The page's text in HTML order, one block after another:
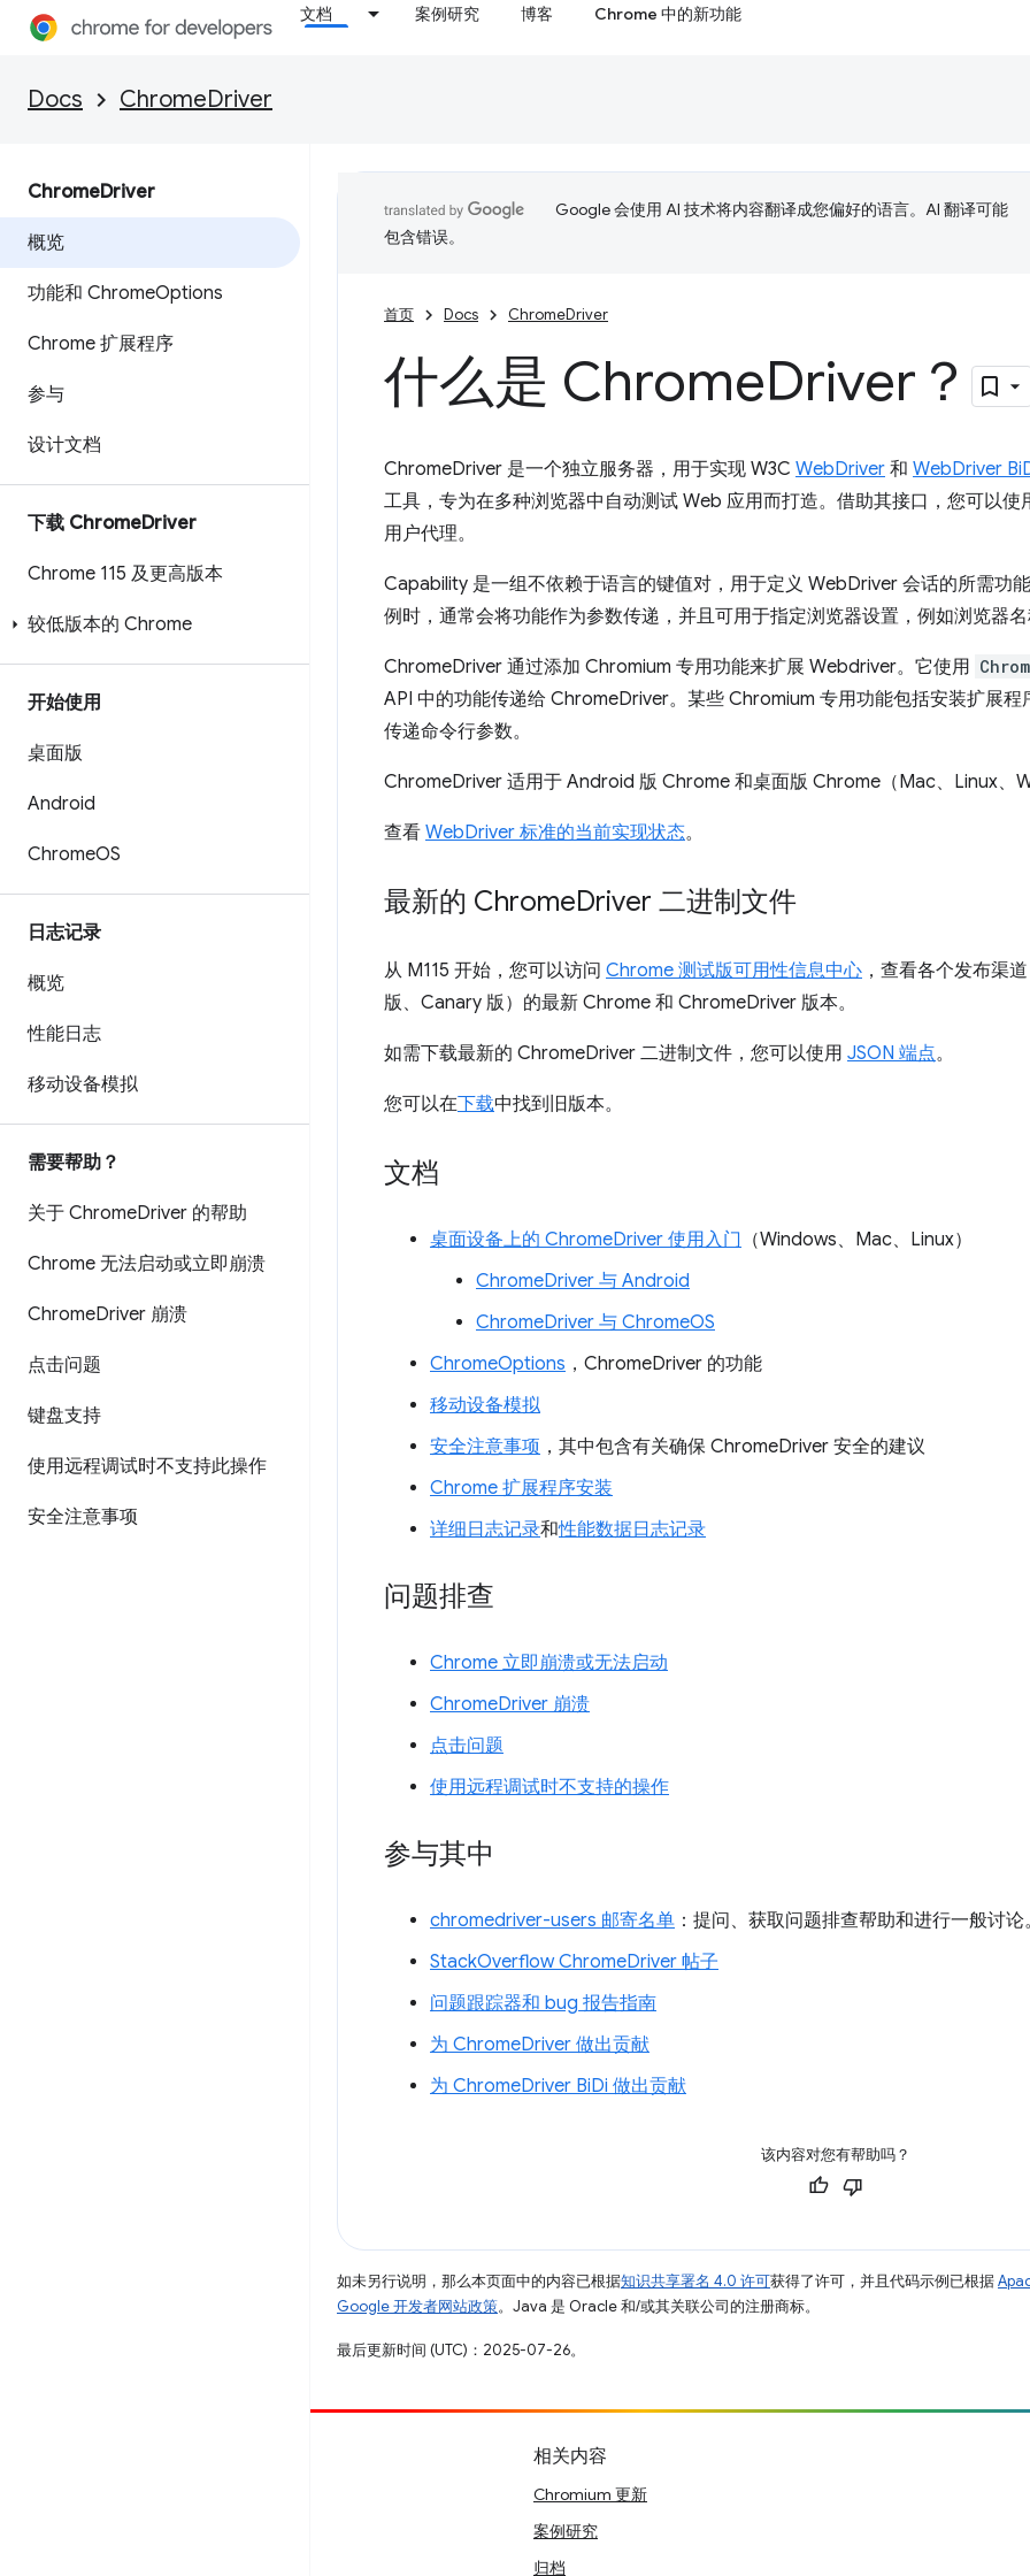
文档 案例研究 博客 Chrome 中的新功能
Docs ChromeDriver
ChromeDriver
概览
功能和 ChromeOptions
Chrome 扩展程序
参与
设计文档
下载 ChromeDriver
Chrome 115 及更高版本
较低版本的 Chrome
开始使用
桌面版
Android
ChromeOS
日志记录
概览
性能日志
移动设备模拟
需要帮助？
关于 ChromeDriver 的帮助
Chrome 无法启动或立即崩溃
ChromeDriver 崩溃
点击问题
键盘支持
使用远程调试时不支持此操作
安全注意事项
Google 会使用 AI 技术将内容翻译成您偏好的语言。AI 翻译可能
包含错误。
首页 Docs ChromeDriver
什么是 ChromeDriver？
ChromeDriver 是一个独立服务器，用于实现 W3C WebDriver 和 WebDriver
工具，专为在多种浏览器中自动测试 Web 应用而打造。借助其接口，您可以
用户代理。
Capability 是一组不依赖于语言的键值对，用于定义 WebDriver 会话的所需功
例时，通常会将功能作为参数传递，并且可用于指定浏览器设置，例如浏览器
ChromeDriver 通过添加 Chromium 专用功能来扩展 Webdriver。它使用
API 中的功能传递给 ChromeDriver。某些 Chromium 专用功能包括安装扩展
传递命令行参数。
ChromeDriver 适用于 Android 版 Chrome 和桌面版 Chrome（Mac、Linux、
查看 WebDriver 标准的当前实现状态。
最新的 ChromeDriver 二进制文件
从 M115 开始，您可以访问 Chrome 测试版可用性信息中心 ，查看各个发布渠
版、Canary 版）的最新 Chrome 和 ChromeDriver 版本。
如需下载最新的 ChromeDriver 二进制文件，您可以使用 JSON 端点。
您可以在下载中找到旧版本。
文档
桌面设备上的 ChromeDriver 使用入门 （Windows、Mac、Linux）
ChromeDriver 与 Android
ChromeDriver 与 ChromeOS
ChromeOptions ，ChromeDriver 的功能
移动设备模拟
安全注意事项 ，其中包含有关确保 ChromeDriver 安全的建议
Chrome 扩展程序安装
详细日志记录和性能数据日志记录
问题排查
Chrome 立即崩溃或无法启动
ChromeDriver 崩溃
点击问题
使用远程调试时不支持的操作
参与其中
chromedriver-users 邮寄名单 ：提问、获取问题排查帮助和进行一般讨论
StackOverflow ChromeDriver 帖子
问题跟踪器和 bug 报告指南
为 ChromeDriver 做出贡献
为 ChromeDriver BiDi 做出贡献
该内容对您有帮助吗？
如未另行说明，那么本页面中的内容已根据知识共享署名 4.0 许可获得了许可，并且代码示例已根据
Google 开发者网站政策。Java 是 Oracle 和/或其关联公司的注册商标。
最后更新时间 (UTC)：2025-07-26。
相关内容
Chromium 更新
案例研究
归档